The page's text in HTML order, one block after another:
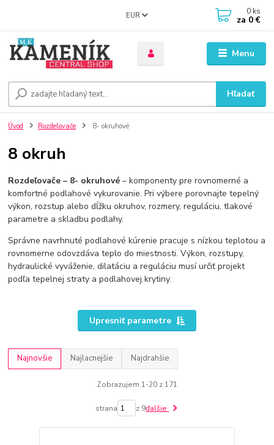
Menu
EUR
Hľadať
0 ks
za 0 €
Úvod Rozdelovače 8- okruhové
8 okruh
Rozdeľovače – 8- okruhové – komponenty pre rovnomerné a
komfortné podlahové vykurovanie. Pri výbere porovnajte tepelný
výkon, rozstup alebo dĺžku okruhov, rozmery, reguláciu, tlakové
parametre a skladbu podlahy.
Správne navrhnuté podlahové kúrenie pracuje s nízkou teplotou a
rovnomerne odovzdáva teplo do miestnosti. Výkon, rozstupy,
hydraulické vyváženie, dilatáciu a reguláciu musí určiť projekt
podľa tepelnej straty a podlahovej krytiny.
Upresniť parametre
Najnovšie Najlacnejšie Najdrahšie
Zobrazujem 1-20 z 171
strana z 9ďalšie